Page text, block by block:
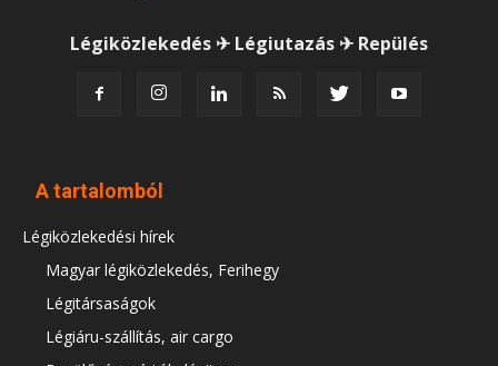
Légiközlekedés ✈ Légiutazás ✈ Repülés
A tartalomból
Légiközlekedési hírek
Magyar légiközlekedés, Ferihegy
Légitársaságok
Légiáru-szállítás, air cargo